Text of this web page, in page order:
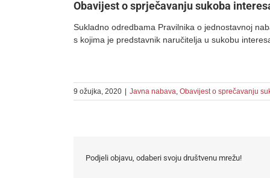
Obavijest o sprječavanju sukoba
Sukladno odredbama Pravilnika o jednostavnoj
s kojima je predstavnik naručitelja u sukobu
9 ožujka, 2020 Javna nabava, Obavijest o sprečavanju
Podjeli objavu, odaberi svoju društvenu mrežu!